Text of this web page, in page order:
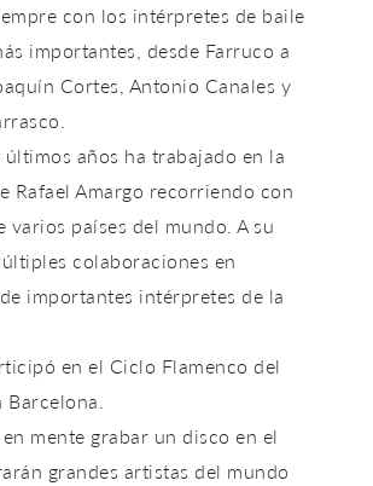
con los intérpretes de baile
importantes, desde Farruco a
Cortes, Antonio Canales y
años ha trabajado en la
Rafael Amargo recorriendo con
varios países del mundo. A su
colaboraciones en
importantes intérpretes de la
en el Ciclo Flamenco del
Barcelona.
mente grabar un disco en el
grandes artistas del mundo